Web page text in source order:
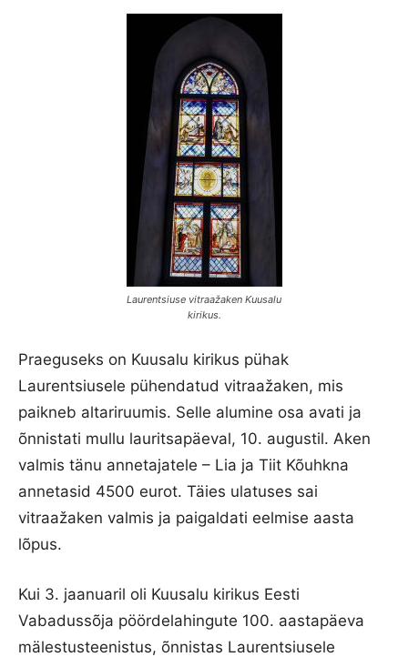
Laurentsiuse vitraažaken Kuusalu
kirikus.
Praeguseks on Kuusalu kirikus pühak
Laurentsiusele pühendatud vitraažaken, mis
paikneb altariruumis. Selle alumine osa avati ja
õnnistati mullu lauritsapäeval, 10. augustil. Aken
valmis tänu annetajatele – Lia ja Tiit Kõuhkna
annetasid 4500 eurot. Täies ulatuses sai
vitraažaken valmis ja paigaldati eelmise aasta
lõpus.
Kui 3. jaanuaril oli Kuusalu kirikus Eesti
Vabadussõja pöördelahingute 100. aastapäeva
mälestusteenistus, õnnistas Laurentsiusele